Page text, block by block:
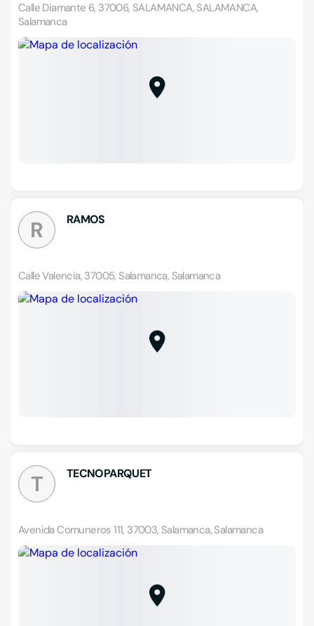
Calle Diamante 6, 37006, SALAMANCA, SALAMANCA,
Salamanca
R RAMOS
Calle Valencia, 37005, Salamanca, Salamanca
T TECNOPARQUET
Avenida Comuneros 111, 37003, Salamanca, Salamanca